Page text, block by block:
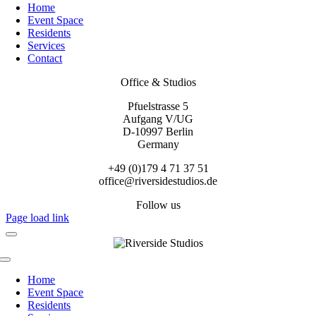
Home
Event Space
Residents
Services
Contact
Office & Studios
Pfuelstrasse 5
Aufgang V/UG
D-10997 Berlin
Germany
+49 (0)179 4 71 37 51
office@riversidestudios.de
Follow us
Page load link
Toggle
NavigationHome
Event Space
Residents